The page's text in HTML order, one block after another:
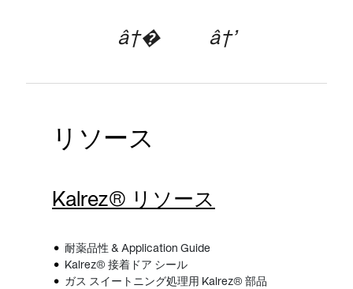
â†� â†’
リソース
Kalrez® リソース
耐薬品性 & Application Guide
Kalrez® 接着ドア シール
ガス スイートニング処理用 Kalrez® 部品